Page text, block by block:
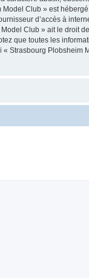
Club » est
d’accès à
Club » ait le droit
que toutes les
Strasbourg